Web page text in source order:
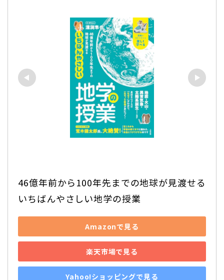
46億年前から100年先までの地球が見渡せる
いちばんやさしい地学の授業
Amazonで見る
楽天市場で見る
Yahoo!ショッピングで見る